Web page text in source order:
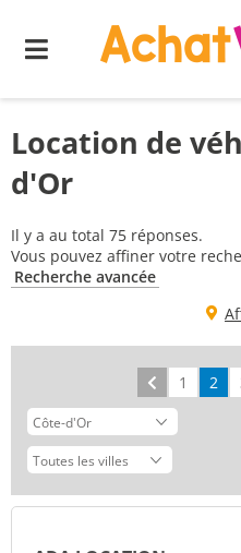
Menu
Location de
d'Or
Il y a au total 75 réponses.
Vous pouvez affiner votre
Recherche avancée
Précédent
1 2